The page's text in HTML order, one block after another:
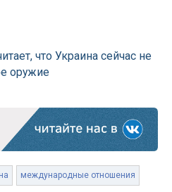
что Украина сейчас не
оружие
международные отношения